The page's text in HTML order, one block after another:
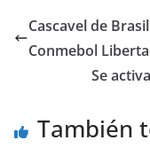
Cascavel de
Conmebol
Se
También